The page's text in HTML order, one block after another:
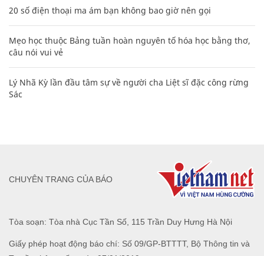
20 số điện thoại ma ám bạn không bao giờ nên gọi
Mẹo học thuộc Bảng tuần hoàn nguyên tố hóa học bằng thơ,
câu nói vui vẻ
Lý Nhã Kỳ lần đầu tâm sự về người cha Liệt sĩ đặc công rừng
Sác
Tòa soạn: Tòa nhà Cục Tần Số, 115 Trần Duy Hưng Hà Nội
Giấy phép hoạt động báo chí: Số 09/GP-BTTTT, Bộ Thông tin và
CHUYÊN TRANG CỦA BÁO